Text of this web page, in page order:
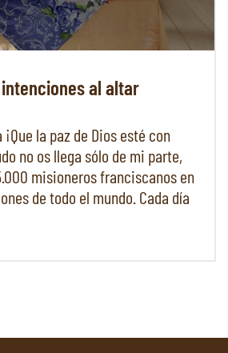
al altar
la paz de Dios esté con
no os llega sólo de mi parte,
misioneros franciscanos en
de todo el mundo. Cada día